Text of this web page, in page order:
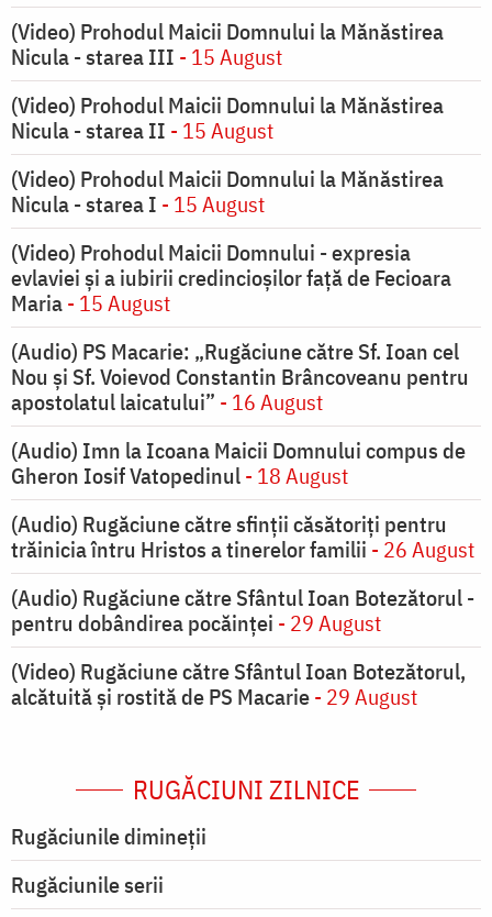
(Video) Prohodul Maicii Domnului la Mănăstirea
Nicula - starea III - 15 August
(Video) Prohodul Maicii Domnului la Mănăstirea
Nicula - starea II - 15 August
(Video) Prohodul Maicii Domnului la Mănăstirea
Nicula - starea I - 15 August
(Video) Prohodul Maicii Domnului - expresia
evlaviei și a iubirii credincioșilor față de Fecioara
Maria- 15 August
(Audio) PS Macarie: „Rugăciune către Sf. Ioan cel
Nou și Sf. Voievod Constantin Brâncoveanu pentru
apostolatul laicatului” - 16 August
(Audio) Imn la Icoana Maicii Domnului compus de
Gheron Iosif Vatopedinul- 18 August
(Audio) Rugăciune către sfinții căsătoriți pentru
trăinicia întru Hristos a tinerelor familii - 26 August
(Audio) Rugăciune către Sfântul Ioan Botezătorul -
pentru dobândirea pocăinței - 29 August
(Video) Rugăciune către Sfântul Ioan Botezătorul,
alcătuită și rostită de PS Macarie- 29 August
RUGĂCIUNI ZILNICE
Rugăciunile dimineții
Rugăciunile serii